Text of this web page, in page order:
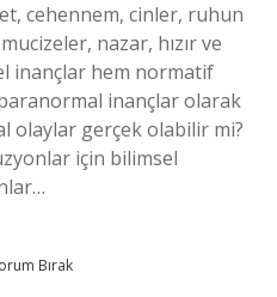
cehennem, cinler, ruhun
nazar, hızır ve
inançlar hem normatif
inançlar olarak
olaylar gerçek olabilir mi?
için bilimsel
Bırak